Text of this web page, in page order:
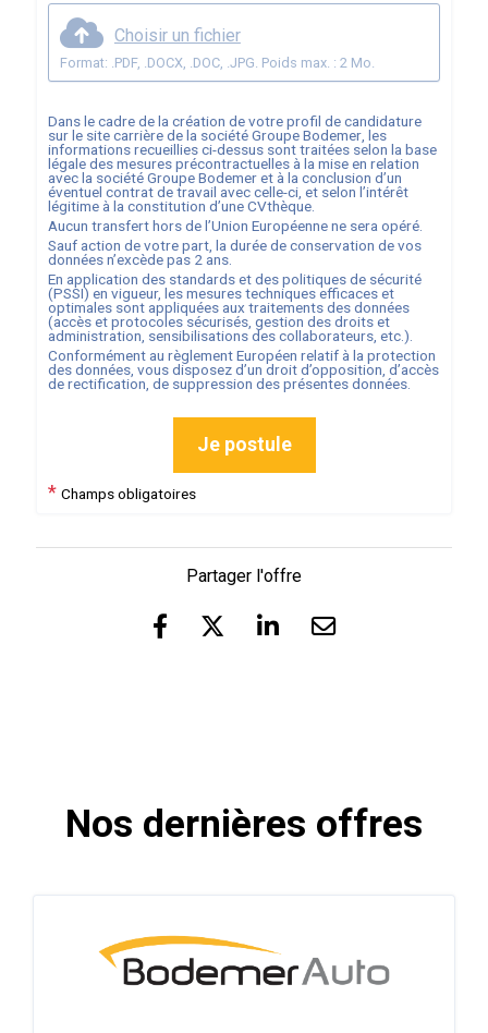
Choisir un fichier
Format: .PDF, .DOCX, .DOC, .JPG. Poids max. : 2 Mo.
Dans le cadre de la création de votre profil de candidature
sur le site carrière de la sociétéGroupe Bodemer, les
informations recueillies ci-dessus sont traitées selon la base
légale des mesures précontractuelles à la mise en relation
avec la sociétéGroupe Bodemeret à la conclusion d’un
éventuel contrat de travail avec celle-ci, et selon l’intérêt
légitime à la constitution d’une CVthèque.
Aucun transfert hors de l’Union Européenne ne sera opéré.
Sauf action de votre part, la durée de conservation de vos
données n’excède pas 2 ans.
En application des standards et des politiques de sécurité
(PSSI) en vigueur, les mesures techniques efficaces et
optimales sont appliquées aux traitements des données
(accès et protocoles sécurisés, gestion des droits et
administration, sensibilisations des collaborateurs, etc.).
Conformément au règlement Européen relatif à la protection
des données, vous disposez d’un droit d’opposition, d’accès
de rectification, de suppression des présentes données.
Je postule
* Champs obligatoires
Partager l'offre
Nos dernières offres